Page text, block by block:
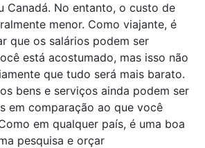
Canadá. No entanto, o custo de
menor. Como viajante, é
que os salários podem ser
está acostumado, mas isso não
que tudo será mais barato.
bens e serviços ainda podem ser
em comparação ao que você
em qualquer país, é uma boa
pesquisa e orçar